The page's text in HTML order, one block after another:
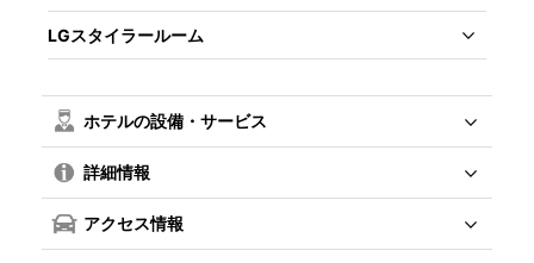
LGスタイラールーム
ホテルの設備・サービス
詳細情報
アクセス情報